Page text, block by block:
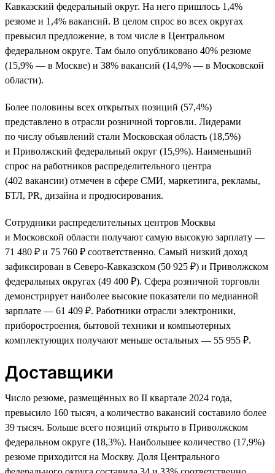
Кавказский федеральный округ. На него пришлось 1,4%
резюме и 1,4% вакансий. В целом спрос во всех округах
превысил предложение, в том числе в Центральном
федеральном округе. Там было опубликовано 40% резюме
(15,9% — в Москве) и 38% вакансий (14,9% — в Московской
области).
Более половины всех открытых позиций (57,4%)
представлено в отрасли розничной торговли. Лидерами
по числу объявлений стали Московская область (18,5%)
и Приволжский федеральный округ (15,9%). Наименьший
спрос на работников распределительного центра
(402 вакансии) отмечен в сфере СМИ, маркетинга, рекламы,
БТЛ, PR, дизайна и продюсирования.
Сотрудники распределительных центров Москвы
и Московской области получают самую высокую зарплату —
71 480 ₽ и 75 760 ₽ соответственно. Самый низкий доход
зафиксирован в Северо-Кавказском (50 925 ₽) и Приволжском
федеральных округах (49 400 ₽). Сфера розничной торговли
демонстрирует наиболее высокие показатели по медианной
зарплате — 61 409 ₽. Работники отрасли электроники,
приборостроения, бытовой техники и компьютерных
комплектующих получают меньше остальных — 55 955 ₽.
Доставщики
Число резюме, размещённых во II квартале 2024 года,
превысило 160 тысяч, а количество вакансий составило более
39 тысяч. Больше всего позиций открыто в Приволжском
федеральном округе (18,3%). Наибольшее количество (17,9%)
резюме приходится на Москву. Доля Центрального